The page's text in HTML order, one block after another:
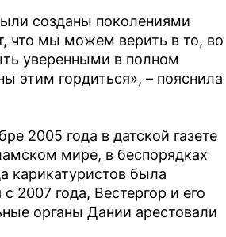
созданы поколениями
что мы можем верить в то, во
уверенными в полном
этим гордиться», – пояснила
2005 года в датской газете
мире, в беспорядках
карикатуристов была
2007 года, Вестергор и его
органы Дании арестовали